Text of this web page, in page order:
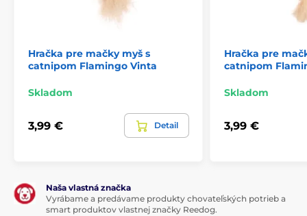
Hračka pre mačky myš s
catnipom Flamingo Vinta
Skladom
3,99 € Detail
Hračka pre
catnipom
Skladom
3,99 €
Naša vlastná značka
Vyrábame a predávame produkty chovateľských potrieb a
smart produktov vlastnej značky Reedog.